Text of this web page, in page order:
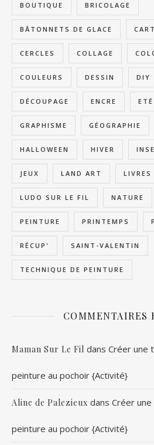
BOUTIQUE BRICOLAGE
BÂTONNETS DE GLACE
CERCLES COLLAGE
COULEURS DESSIN DIY
DÉCOUPAGE ENCRE ETÉ
GRAPHISME GÉOGRAPHIE
HALLOWEEN HIVER
JEUX LAND ART LIVRES
LUDO SUR LE FIL NATURE
PEINTURE PRINTEMPS
RÉCUP' SAINT-VALENTIN
TECHNIQUE DE PEINTURE
COMMENTAIRES
Maman Sur Le Fil dans Créer une
peinture au pochoir {Activité}
Aline de Palezieux dans Créer
peinture au pochoir {Activité}